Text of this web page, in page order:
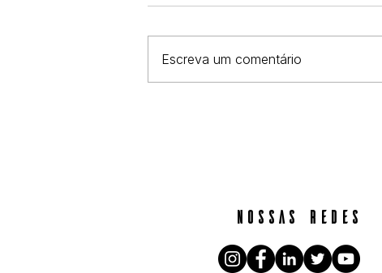
GÊNERO da ABRA em parceria
com a Colabcine promove
Escreva um comentário
nossas redes